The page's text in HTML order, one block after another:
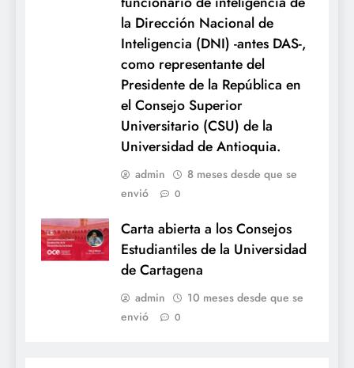
la Dirección Nacional de
Inteligencia (DNI) -antes DAS-,
como representante del
Presidente de la República en
el Consejo Superior
Universitario (CSU) de la
Universidad de Antioquia.
admin
8 meses desde que se
envió
0
Carta abierta a los Consejos
Estudiantiles de la Universidad
de Cartagena
admin
10 meses desde que se
envió
0